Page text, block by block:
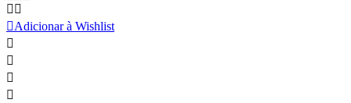
 
Adicionar à Wishlist



